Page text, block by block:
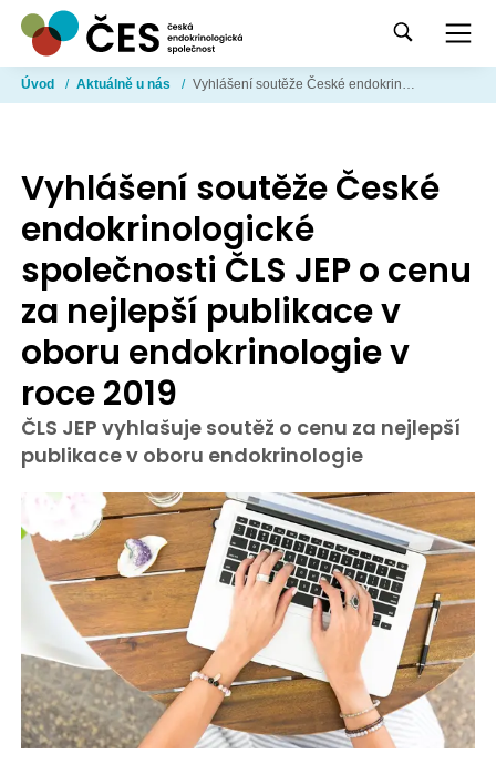
Úvod / Aktuálně u nás / Vyhlášení soutěže České endokrinologické společnosti ČLS JEP o cenu za nejlepší publikace v oboru endokrinologie v roce 2019
Vyhlášení soutěže České
endokrinologické
společnosti ČLS JEP o cenu
za nejlepší publikace v
oboru endokrinologie v
roce 2019
ČLS JEP vyhlašuje soutěž o cenu za nejlepší
publikace v oboru endokrinologie